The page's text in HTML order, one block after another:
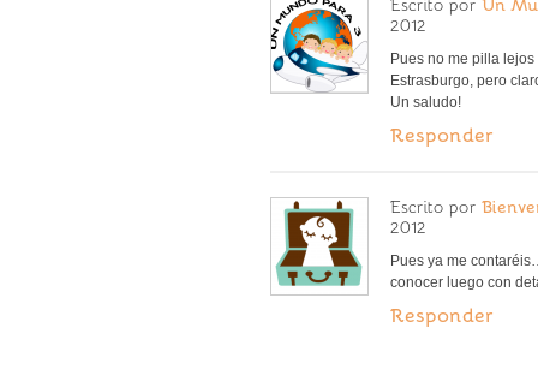
Escrito por Un
2012
Pues no me pilla
Estrasburgo, pero
Un saludo!
Responder
Escrito por
2012
Pues ya me
conocer luego con
Responder